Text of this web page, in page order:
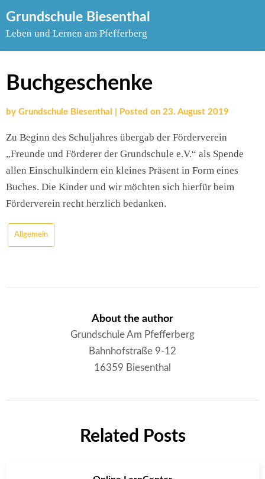
to
Grundschule Biesenthal
Leben und Lernen am Pfefferberg
Buchgeschenke
by Grundschule Biesenthal Posted on 23. August 2019
Zu Beginn des Schuljahres übergab der Förderverein
„Freunde und Förderer der Grundschule e.V.“ als Spende
allen Einschulkindern ein kleines Präsent in Form eines
Buches. Die Kinder und wir möchten sich hierfür beim
Förderverein recht herzlich bedanken.
Allgemein
About the author
Grundschule Am Pfefferberg
Bahnhofstraße 9-12
16359 Biesenthal
Related Posts